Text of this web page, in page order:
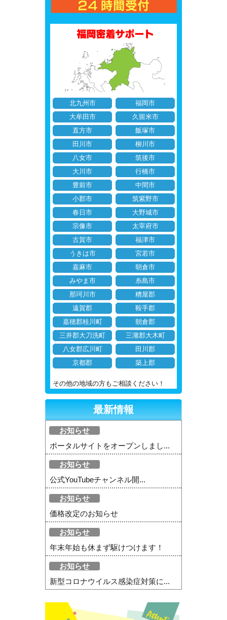
北九州市
福岡市
大牟田市
久留米市
直方市
飯塚市
田川市
柳川市
八女市
筑後市
大川市
行橋市
豊前市
中間市
小郡市
筑紫野市
春日市
大野城市
宗像市
太宰府市
古賀市
福津市
うきは市
宮若市
嘉麻市
朝倉市
みやま市
糸島市
那珂川市
糟屋郡
遠賀郡
鞍手郡
嘉穂郡桂川町
朝倉郡
三井郡大刀洗町
三潴郡大木町
八女郡広川町
田川郡
京都郡
築上郡
その他の地域の方もご相談ください！
最新情報
お知らせ
ポータルサイトをオープンしまし...
お知らせ
公式YouTubeチャンネル開...
お知らせ
価格改定のお知らせ
お知らせ
年末年始も休まず駆けつけます！
お知らせ
新型コロナウイルス感染症対策に...